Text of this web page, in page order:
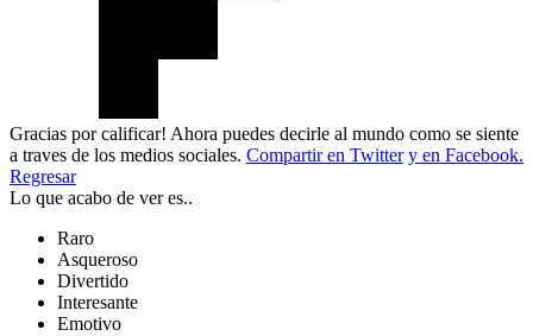
Gracias por calificar! Ahora puedes decirle al mundo como se siente
a traves de los medios sociales. Compartir en Twitter y en Facebook.
Regresar
Lo que acabo de ver es..
Raro
Asqueroso
Divertido
Interesante
Emotivo